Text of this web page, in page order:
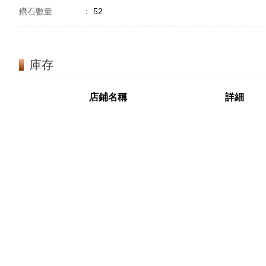
鑽石數量 ： 52
庫存
店鋪名稱 詳細